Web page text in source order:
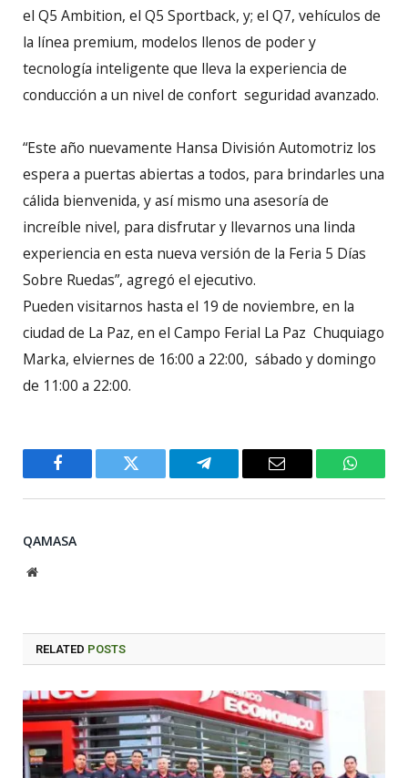
el Q5 Ambition, el Q5 Sportback, y; el Q7, vehículos de
la línea premium, modelos llenos de poder y
tecnología inteligente que lleva la experiencia de
conducción a un nivel de confort seguridad avanzado.
“Este año nuevamente Hansa División Automotriz los
espera a puertas abiertas a todos, para brindarles una
cálida bienvenida, y así mismo una asesoría de
increíble nivel, para disfrutar y llevarnos una linda
experiencia en esta nueva versión de la Feria 5 Días
Sobre Ruedas”, agregó el ejecutivo.
Pueden visitarnos hasta el 19 de noviembre, en la
ciudad de La Paz, en el Campo Ferial La Paz Chuquiago
Marka, elviernes de 16:00 a 22:00, sábado y domingo
de 11:00 a 22:00.
Facebook Twitter Telegram Email
QAMASA
Website
RELATED POSTS